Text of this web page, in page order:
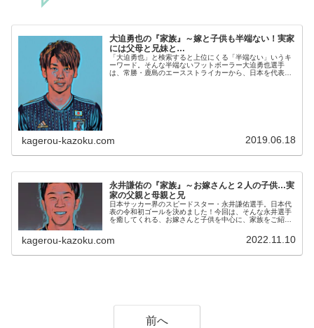
大迫勇也の『家族』～嫁と子供も半端ない！実家
には父母と兄妹と…
「大迫勇也」と検索すると上位にくる「半端ない」いうキ
ーワード。そんな半端ないフットボーラー大迫勇也選手
は、常勝・鹿島のエースストライカーから、日本を代表す
kagerou-kazoku.com 2019.06.18
永井謙佑の『家族』～お嫁さんと２人の子供…実
家の父親と母親と兄
日本サッカー界のスピードスター・永井謙佑選手。日本代
表の令和初ゴールを決めました！今回は、そんな永井選手
を癒してくれる、お嫁さんと子供を中心に、家族をご紹介
kagerou-kazoku.com 2022.11.10
前へ